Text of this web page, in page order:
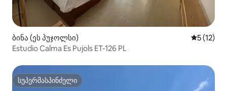
ბინა (ეს პუჯოლსი) საშუალო
5 (12)
Estudio Calma Es Pujols ET-126 PL
სუპერმასპინძელი
სუპერმასპინძელი